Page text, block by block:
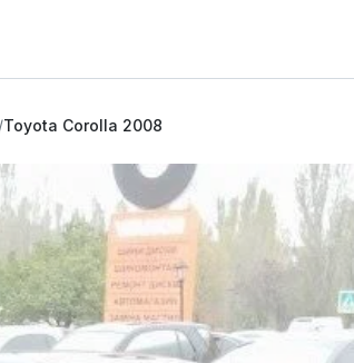
/Toyota Corolla 2008